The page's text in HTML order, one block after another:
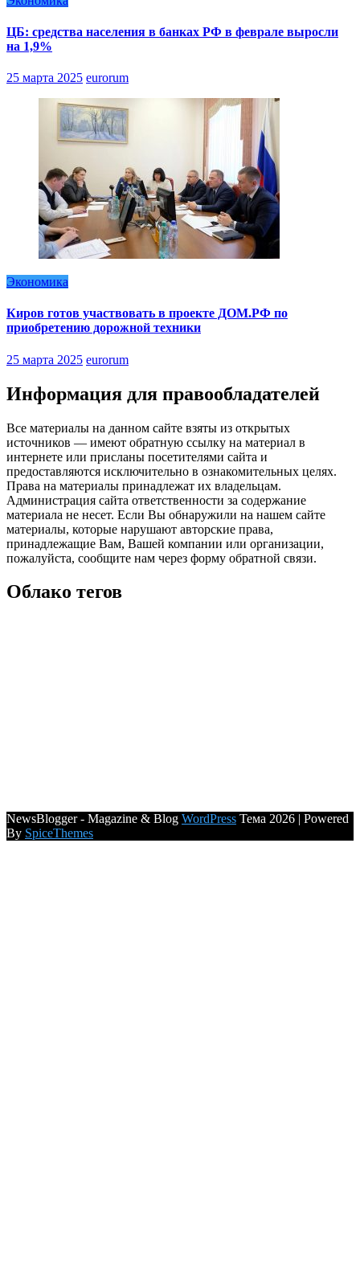
ЦБ: средства населения в банках РФ в феврале выросли
на 1,9%
25 марта 2025 eurorum
Экономика
Киров готов участвовать в проекте ДОМ.РФ по
приобретению дорожной техники
25 марта 2025 eurorum
Информация для правообладателей
Все материалы на данном сайте взяты из открытых
источников — имеют обратную ссылку на материал в
интернете или присланы посетителями сайта и
предоставляются исключительно в ознакомительных целях.
Права на материалы принадлежат их владельцам.
Администрация сайта ответственности за содержание
материала не несет. Если Вы обнаружили на нашем сайте
материалы, которые нарушают авторские права,
принадлежащие Вам, Вашей компании или организации,
пожалуйста, сообщите нам через форму обратной связи.
Облако тегов
NewsBlogger - Magazine & Blog WordPress Тема 2026 | Powered
By SpiceThemes